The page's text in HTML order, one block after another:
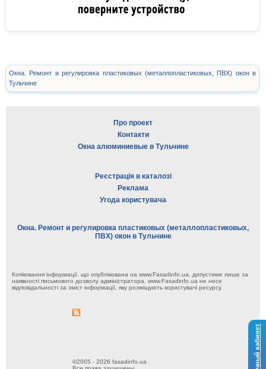
Личный кабинет
Окна. Ремонт и регулировка пластиковых (металлопластиковых, ПВХ) окон в
Тульчине
Про проект
Контакти
Окна алюминиевые в Тульчине
Реєстрація в каталозі
Реклама
Угода користувача
Окна. Ремонт и регулировка пластиковых (металлопластиковых,
ПВХ) окон в Тульчине
Копіювання інформації, що опублікована на www.Fasadinfo.ua, допустиме лише за
наявності письмового дозволу адміністратора. www.Fasadinfo.ua не несе
відповідальності за зміст інформації, яку розміщують користувачі ресурсу.
©2005 - 2026 fasadinfo.ua